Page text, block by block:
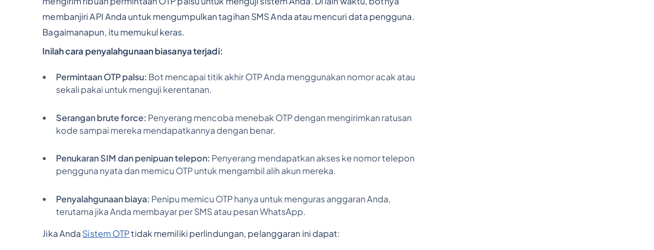
membanjiri API Anda untuk mengumpulkan tagihan SMS Anda atau mencuri data pengguna.
Bagaimanapun, itu memukul keras.
Inilah cara penyalahgunaan biasanya terjadi:
Permintaan OTP palsu: Bot mencapai titik akhir OTP Anda menggunakan nomor acak atau
sekali pakai untuk menguji kerentanan.
Serangan brute force: Penyerang mencoba menebak OTP dengan mengirimkan ratusan
kode sampai mereka mendapatkannya dengan benar.
Penukaran SIM dan penipuan telepon: Penyerang mendapatkan akses ke nomor telepon
pengguna nyata dan memicu OTP untuk mengambil alih akun mereka.
Penyalahgunaan biaya: Penipu memicu OTP hanya untuk menguras anggaran Anda,
terutama jika Anda membayar per SMS atau pesan WhatsApp.
Jika Anda Sistem OTPtidak memiliki perlindungan, pelanggaran ini dapat: